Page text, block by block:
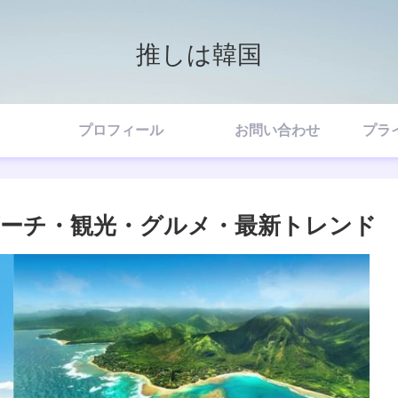
推しは韓国
プロフィール お問い合わせ プラ
チ・観光・グルメ・最新トレンド